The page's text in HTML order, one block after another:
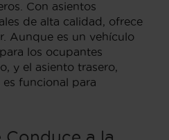
Con asientos
de alta calidad, ofrece
Aunque es un vehículo
los ocupantes
y el asiento trasero,
funcional para
Conduce a la